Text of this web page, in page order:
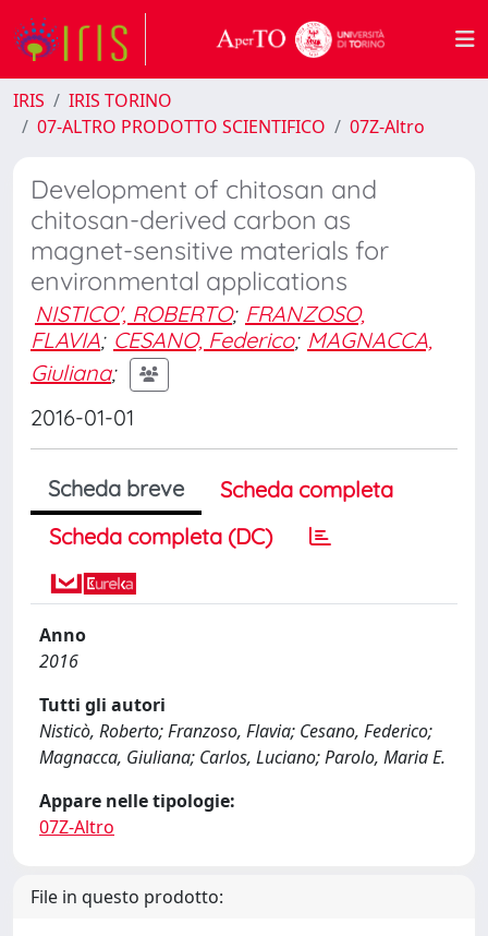
IRIS
IRIS TORINO
07-ALTRO PRODOTTO SCIENTIFICO
07Z-Altro
Development of chitosan and
chitosan-derived carbon as
magnet-sensitive materials for
environmental applications
NISTICO', ROBERTO; FRANZOSO,
FLAVIA; CESANO, Federico; MAGNACCA,
Giuliana;
2016-01-01
Scheda breve
Scheda completa
Scheda completa (DC)
Anno
2016
Tutti gli autori
Nisticò, Roberto; Franzoso, Flavia; Cesano, Federico;
Magnacca, Giuliana; Carlos, Luciano; Parolo, Maria E.
Appare nelle tipologie:
07Z-Altro
File in questo prodotto: